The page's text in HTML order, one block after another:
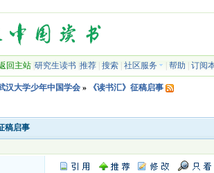
回主站| 研究生读书| 推荐| 搜索| 社区服务 帮助 订阅
汉大学少年中国学会» 《读书汇》征稿启事
稿启事